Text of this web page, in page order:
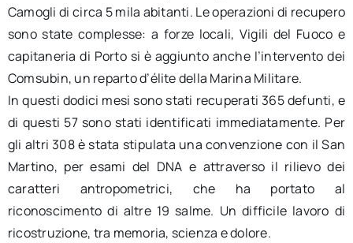
Camogli di circa 5 mila abitanti. Le operazioni di recupero
sono state complesse: a forze locali, Vigili del Fuoco e
capitaneria di Porto si è aggiunto anche l’intervento dei
Comsubin, un reparto d’élite della Marina Militare.
In questi dodici mesi sono stati recuperati 365 defunti, e
di questi 57 sono stati identificati immediatamente. Per
gli altri 308 è stata stipulata una convenzione con il San
Martino, per esami del DNA e attraverso il rilievo dei
caratteri antropometrici, che ha portato al
riconoscimento di altre 19 salme. Un difficile lavoro di
ricostruzione, tra memoria, scienza e dolore.